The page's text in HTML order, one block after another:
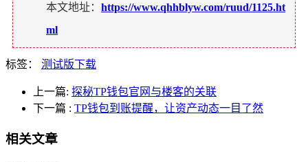
本文地址： https://www.qhhblyw.com/ruud/1125.ht
ml
标签： 测试版下载
上一篇: 探秘TP钱包官网与楼客的关联
下一篇 : TP钱包到账提醒，让资产动态一目了然
相关文章